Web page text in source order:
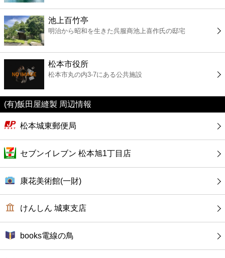
ファミレス
カフェ
ショッピング
銀行
公共
病院
ホテル
池上百竹亭
明治から昭和を生きた呉服商池上喜作氏の邸宅
松本市役所
松本市丸の内3-7にある公共施設
(有)飯田屋縫製 周辺情報
松本城東郵便局
セブンイレブン 松本旭1丁目店
康花美術館(一財)
けんしん 城東支店
books電線の鳥